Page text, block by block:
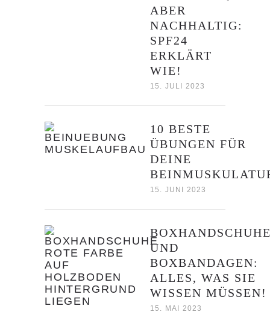
ABER
NACHHALTIG:
SPF24
ERKLÄRT
WIE!
15. JULI 2023
10 BESTE
ÜBUNGEN FÜR
DEINE
15. JUNI 2023
UND
BOXBANDAGEN:
ALLES, WAS SIE
WISSEN MÜSSEN!
15. MAI 2023